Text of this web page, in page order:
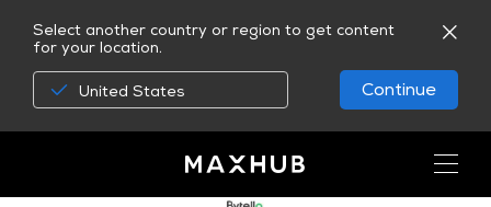
Select another country or region to get content
for your location.
United States Continue